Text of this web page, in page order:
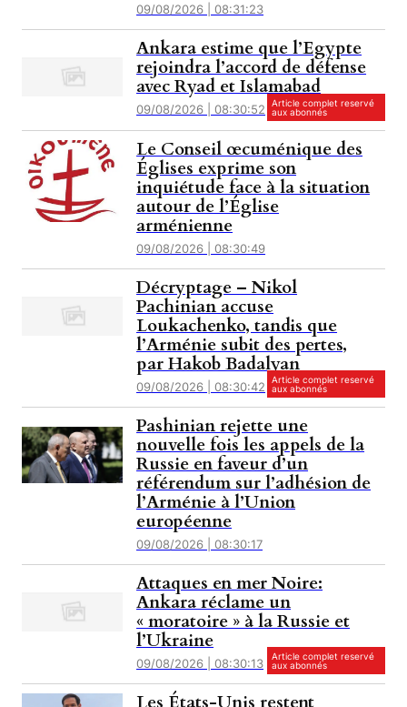
09/08/2026 | 08:31:23
Ankara estime que l’Egypte
rejoindra l’accord de défense
avec Ryad et Islamabad
09/08/2026 | 08:30:52
Article complet reservé
aux abonnés
Le Conseil œcuménique des
Églises exprime son
inquiétude face à la situation
autour de l’Église
arménienne
09/08/2026 | 08:30:49
Décryptage – Nikol
Pachinian accuse
Loukachenko, tandis que
l’Arménie subit des pertes,
par Hakob Badalyan
09/08/2026 | 08:30:42
Article complet reservé
aux abonnés
Pashinian rejette une
nouvelle fois les appels de la
Russie en faveur d’un
référendum sur l’adhésion de
l’Arménie à l’Union
européenne
09/08/2026 | 08:30:17
Attaques en mer Noire:
Ankara réclame un
« moratoire » à la Russie et
l’Ukraine
09/08/2026 | 08:30:13
Article complet reservé
aux abonnés